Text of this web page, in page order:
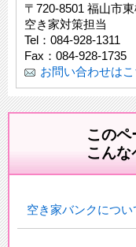
〒720-8501 福山市
空き家対策担当
Tel：084-928-1311
Fax：084-928-1735
お問い合わせは
このペ
こん
空き家バンクについ